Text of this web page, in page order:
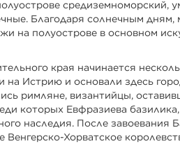
средиземноморский,
Благодаря солнечным дням,
на полуострове в основном
края начинается
на Истрию и основали здесь
римляне, византийцы,
которых Евфразиева
наследия. После завоевания
Венгерско-Хорватское